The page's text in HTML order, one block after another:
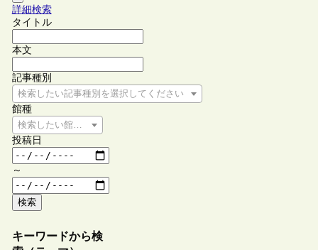
詳細検索
タイトル
本文
記事種別
検索したい記事種別を選択してください
館種
検索したい館種を選択してください
投稿日
～
検索
キーワードから検